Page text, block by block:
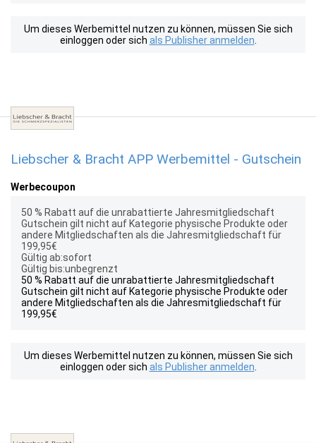
Um dieses Werbemittel nutzen zu können, müssen Sie sich
einloggen oder sich als Publisher anmelden
Liebscher & Bracht APP Werbemittel - Gutschein
Werbecoupon
50 % Rabatt auf die unrabattierte Jahresmitgliedschaft
Gutschein gilt nicht auf Kategorie physische Produkte oder
andere Mitgliedschaften als die Jahresmitgliedschaft für
199,95€
Gültig ab:sofort
Gültig bis:unbegrenzt
50 % Rabatt auf die unrabattierte Jahresmitgliedschaft
Gutschein gilt nicht auf Kategorie physische Produkte oder
andere Mitgliedschaften als die Jahresmitgliedschaft für
199,95€
Um dieses Werbemittel nutzen zu können, müssen Sie sich
einloggen oder sich als Publisher anmelden